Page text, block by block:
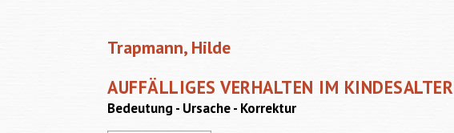
Trapmann, Hilde
AUFFÄLLIGES VERHALTEN IM KINDESALTER
Bedeutung - Ursache - Korrektur